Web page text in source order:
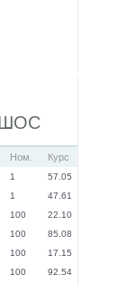
ШОС
Ном. Курс
1
57.05
1
47.61
100
22.10
100
85.08
100
17.15
100
92.54